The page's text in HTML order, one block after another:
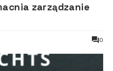
zarządzanie
0